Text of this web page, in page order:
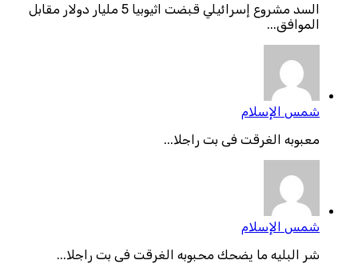
السد مشروع إسرائيلي قبضت اثيوبيا 5 مليار دولار مقابل
الموافق...
شمس الإسلام
معبوبه الغرقت فى بت راجلا...
شمس الإسلام
شر البليه ما يضحك محبوبه الغرقت فى بت راجلا...